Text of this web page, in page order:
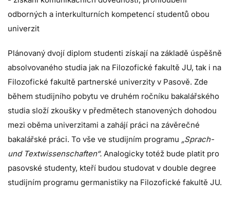
odborných a interkulturních kompetencí studentů obou
univerzit
Plánovaný dvojí diplom studenti získají na základě úspěšně
absolvovaného studia jak na Filozofické fakultě JU, tak i na
Filozofické fakultě partnerské univerzity v Pasově. Zde
během studijního pobytu ve druhém ročníku bakalářského
studia složí zkoušky v předmětech stanovených dohodou
mezi oběma univerzitami a zahájí práci na závěrečné
bakalářské práci. To vše ve studijním programu „Sprach-
und Textwissenschaften“. Analogicky totéž bude platit pro
pasovské studenty, kteří budou studovat v double degree
studijním programu germanistiky na Filozofické fakultě JU.